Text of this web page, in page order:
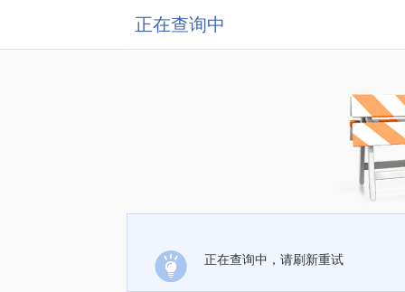
正在查询中
正在查询中，请刷新重试